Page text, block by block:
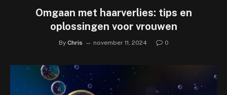
Omgaan met haarverlies: tips en
oplossingen voor vrouwen
By Chris november 11, 2024 0